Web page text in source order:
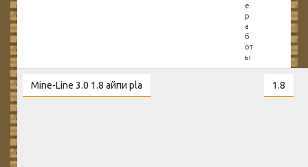
е
р
а
б
от
ы
Mine-Line 3.0 1.8 айпи pla 1.8